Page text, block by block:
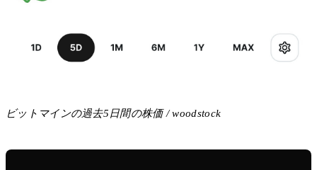
ビットマインの過去5日間の株価 / woodstock